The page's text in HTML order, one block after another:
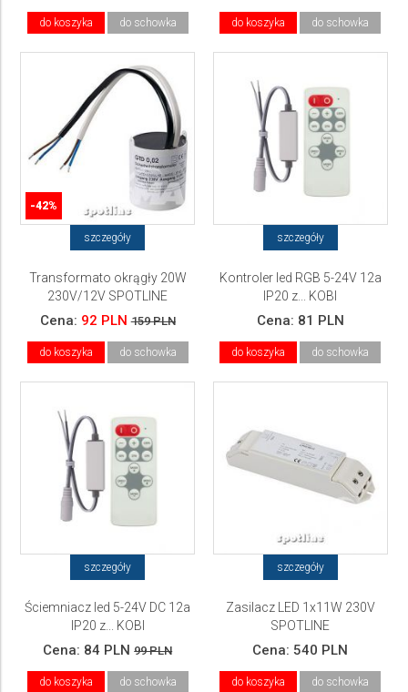
do koszyka do schowka do koszyka do schowka
-42%
szczegóły
Transformato okrągły 20W
230V/12V SPOTLINE
Cena: 92 PLN 159 PLN
do koszyka do schowka
szczegóły
Kontroler led RGB 5-24V 12a
IP20 z... KOBI
Cena: 81 PLN
do koszyka do schowka
szczegóły
Ściemniacz led 5-24V DC 12a
IP20 z... KOBI
Cena: 84 PLN 99 PLN
do koszyka do schowka
szczegóły
Zasilacz LED 1x11W 230V
SPOTLINE
Cena: 540 PLN
do koszyka do schowka